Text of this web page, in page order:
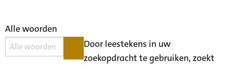
Alle woorden
Door leestekens in uw
zoekopdracht te gebruiken, zoekt